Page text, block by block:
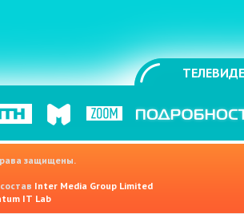
защищены.
Inter Media Group Limited
IT Lab